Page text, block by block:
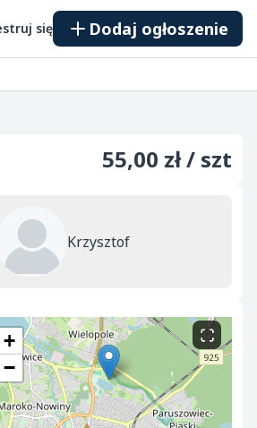
się Dodaj ogłoszenie
55,00 zł / szt
Krzysztof
+
−